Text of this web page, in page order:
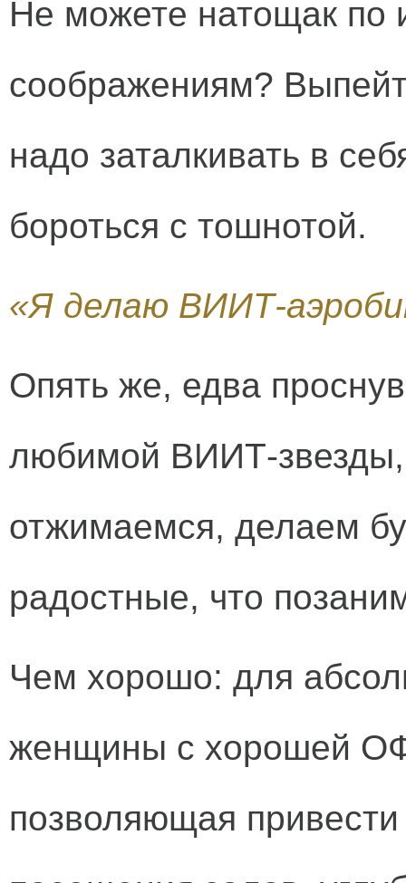
Не можете натощак по
соображениям?
надо заталкивать в
бороться с тошнотой.
«Я делаю ВИИТ-
Опять же, едва
любимой ВИИТ-звезды,
отжимаемся, делаем
радостные, что
Чем хорошо: для
женщины с хорошей
позволяющая